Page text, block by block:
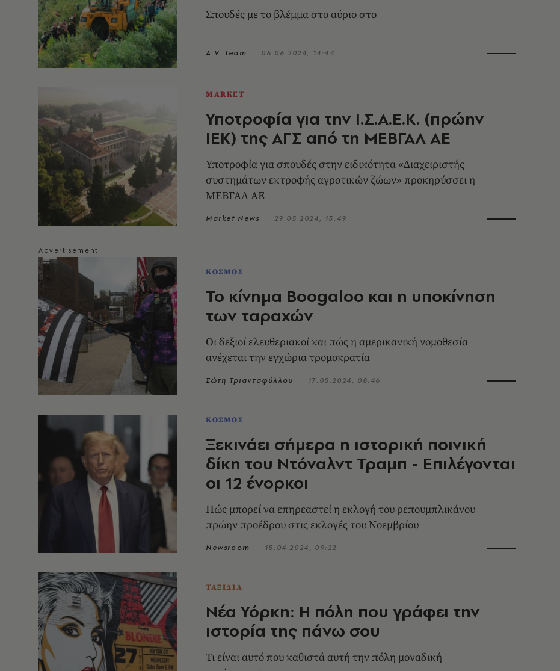
Σπουδές με το βλέμμα στο αύριο στο
A.V. Team 06.06.2024, 14:44
MARKET
Υποτροφία για την Ι.Σ.Α.Ε.Κ. (πρώην
ΙΕΚ) της ΑΓΣ από τη ΜΕΒΓΑΛ ΑΕ
Υποτροφία για σπουδές στην ειδικότητα «Διαχειριστής
συστημάτων εκτροφής αγροτικών ζώων» προκηρύσσει η
ΜΕΒΓΑΛ ΑΕ
Market News 29.05.2024, 13:49
ΚΟΣΜΟΣ
To κίνημα Boogaloo και η υποκίνηση
των ταραχών
Οι δεξιοί ελευθεριακοί και πώς η αμερικανική νομοθεσία
ανέχεται την εγχώρια τρομοκρατία
Σώτη Τριανταφύλλου 17.05.2024, 08:46
ΚΟΣΜΟΣ
Ξεκινάει σήμερα η ιστορική ποινική
δίκη του Ντόναλντ Τραμπ - Επιλέγονται
οι 12 ένορκοι
Πώς μπορεί να επηρεαστεί η εκλογή του ρεπουμπλικάνου
πρώην προέδρου στις εκλογές του Νοεμβρίου
Newsroom 15.04.2024, 09:22
ΤΑΞΙΔΙΑ
Νέα Υόρκη: Η πόλη που γράφει την
ιστορία της πάνω σου
Τι είναι αυτό που καθιστά αυτή την πόλη μοναδική